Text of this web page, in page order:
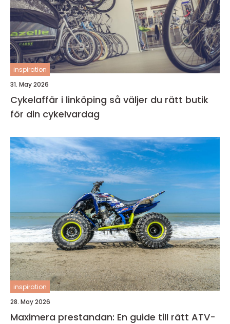
inspiration
31. May 2026
Cykelaffär i linköping så väljer du rätt butik
för din cykelvardag
inspiration
28. May 2026
Maximera prestandan: En guide till rätt ATV-